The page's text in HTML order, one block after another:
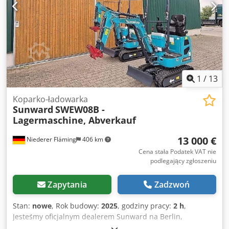
1 / 13
Niederer Fläming 406 km
Koparko-ładowarka
Sunward SWEW08B -
Lagermaschine, Abverkauf
13 000 €
Cena stała Podatek VAT nie
podlegający zgłoszeniu
Zapytania Zadzwoń
Stan: nowe, Rok budowy: 2025, godziny pracy: 2 h,
Jesteśmy oficjalnym dealerem Sunward na Berlin,